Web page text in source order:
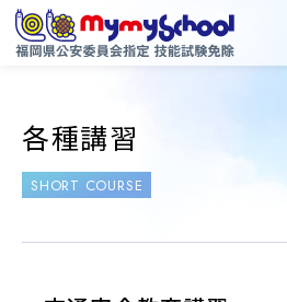
料金・取扱免許
普通自動車
各種講習
SHORT COURSE